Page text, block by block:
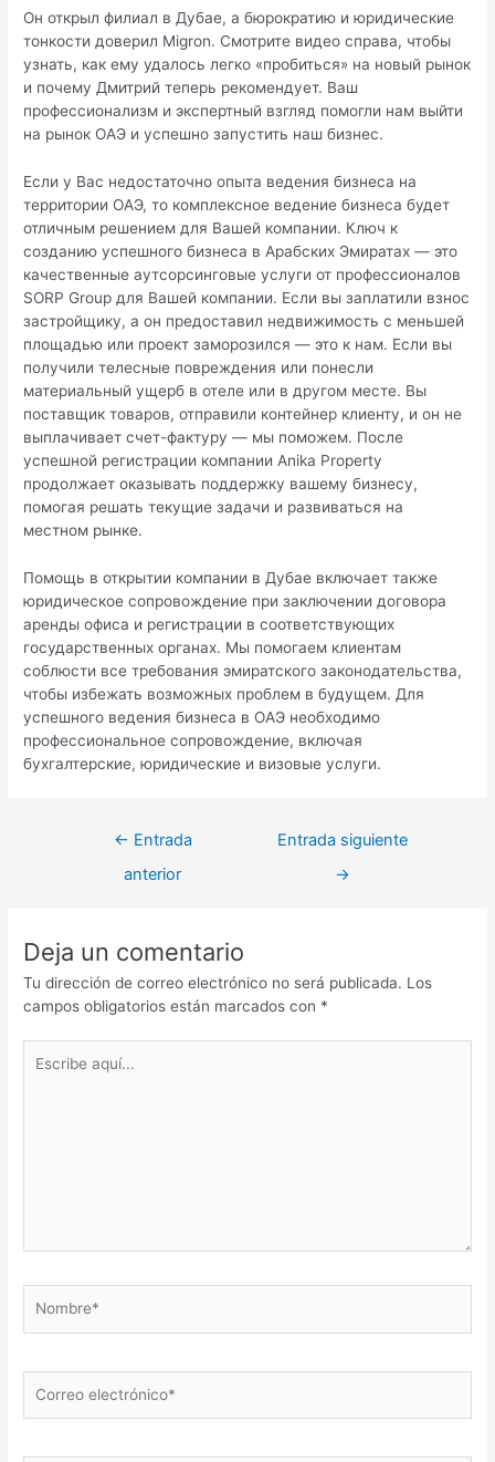
Он открыл филиал в Дубае, а бюрократию и юридические
тонкости доверил Migron. Смотрите видео справа, чтобы
узнать, как ему удалось легко «пробиться» на новый рынок
и почему Дмитрий теперь рекомендует. Ваш
профессионализм и экспертный взгляд помогли нам выйти
на рынок ОАЭ и успешно запустить наш бизнес.
Если у Вас недостаточно опыта ведения бизнеса на
территории ОАЭ, то комплексное ведение бизнеса будет
отличным решением для Вашей компании. Ключ к
созданию успешного бизнеса в Арабских Эмиратах — это
качественные аутсорсинговые услуги от профессионалов
SORP Group для Вашей компании. Если вы заплатили взнос
застройщику, а он предоставил недвижимость с меньшей
площадью или проект заморозился — это к нам. Если вы
получили телесные повреждения или понесли
материальный ущерб в отеле или в другом месте. Вы
поставщик товаров, отправили контейнер клиенту, и он не
выплачивает счет-фактуру — мы поможем. После
успешной регистрации компании Anika Property
продолжает оказывать поддержку вашему бизнесу,
помогая решать текущие задачи и развиваться на
местном рынке.
Помощь в открытии компании в Дубае включает также
юридическое сопровождение при заключении договора
аренды офиса и регистрации в соответствующих
государственных органах. Мы помогаем клиентам
соблюсти все требования эмиратского законодательства,
чтобы избежать возможных проблем в будущем. Для
успешного ведения бизнеса в ОАЭ необходимо
профессиональное сопровождение, включая
бухгалтерские, юридические и визовые услуги.
Navegación
← Entrada
anterior
Entrada siguiente
→
Deja un comentario
Tu dirección de correo electrónico no será publicada. Los
campos obligatorios están marcados con *
aquí...
electrónico*